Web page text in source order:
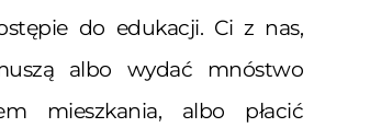
do edukacji. Ci z nas,
albo wydać mnóstwo
mieszkania, albo płacić